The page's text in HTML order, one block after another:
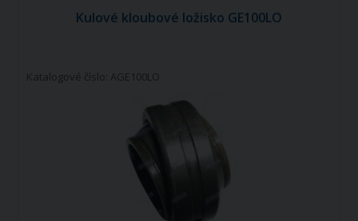
Kulové kloubové ložisko GE100LO
Katalogové číslo: AGE100LO